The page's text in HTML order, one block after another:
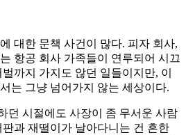
대한 문책 사건이 많다. 피자 회사,
항공 회사 가족들이 연루되어 시끄
까지 가지도 않던 일들이지만, 이
는 그냥 넘어가지 않는 세상이다.
던 시절에도 사장이 좀 무서운 사람
과 재떨이가 날아다니는 건 흔한